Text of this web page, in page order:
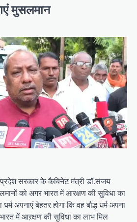
मुसलमान
प्रदेश सरकार के कैबिनेट मंत्री डॉ.संजय
को अगर भारत में आरक्षण की सुविधा का
अपनाएं बेहतर होगा कि वह बौद्ध धर्म अपना
में आऱक्षण की सुविधा का लाभ मिल